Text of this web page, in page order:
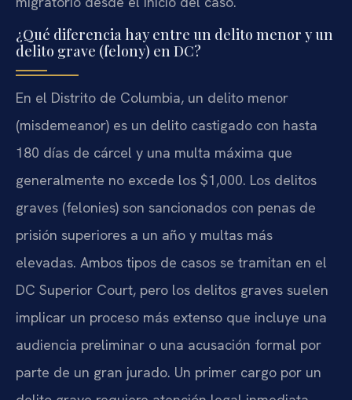
¿Qué diferencia hay entre un delito menor y un
delito grave (felony) en DC?
En el Distrito de Columbia, un delito menor
(misdemeanor) es un delito castigado con hasta
180 días de cárcel y una multa máxima que
generalmente no excede los $1,000. Los delitos
graves (felonies) son sancionados con penas de
prisión superiores a un año y multas más
elevadas. Ambos tipos de casos se tramitan en el
DC Superior Court, pero los delitos graves suelen
implicar un proceso más extenso que incluye una
audiencia preliminar o una acusación formal por
parte de un gran jurado. Un primer cargo por un